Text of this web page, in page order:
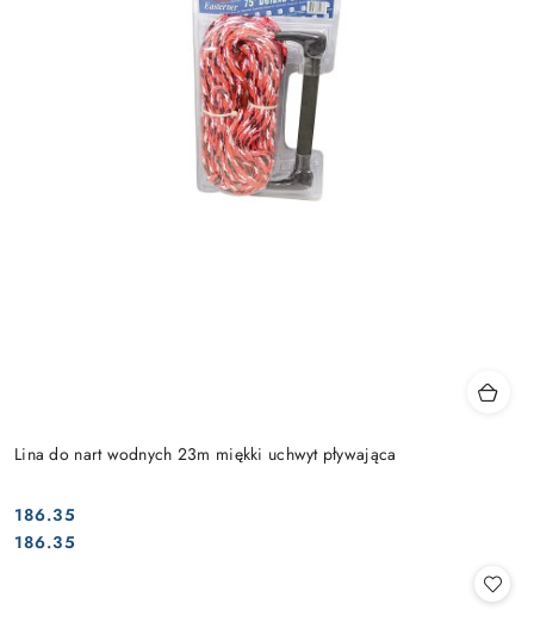
Lina do nart wodnych 23m miękki uchwyt pływająca
Cena:
186.35
Cena:
186.35